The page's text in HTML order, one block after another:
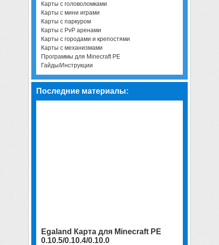
Карты с головоломками
Карты с мини играми
Карты с паркуром
Карты с PvP аренами
Карты с городами и крепостями
Карты с механизмами
Программы для Minecraft PE
Гайды/Инструкции
Последние материалы:
Egaland Карта для Minecraft PE
0.10.5/0.10.4/0.10.0